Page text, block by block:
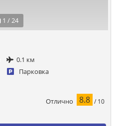
1 / 24
0.1 км
Парковка
Отлично 8.8 / 10